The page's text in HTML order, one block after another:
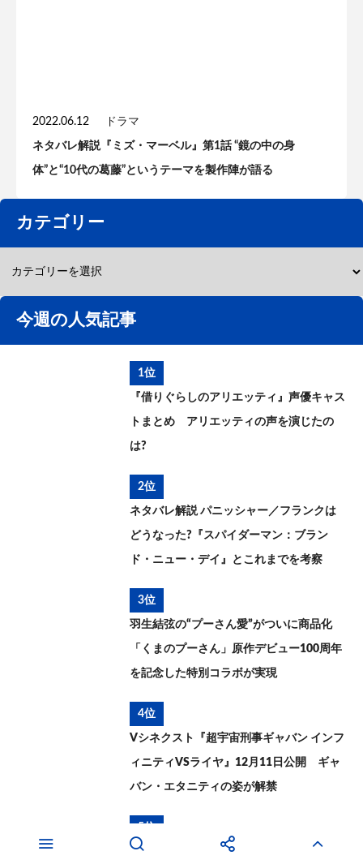
2022.06.12 ドラマ
ネタバレ解説『ミズ・マーベル』第1話 “鏡の中の身
体”と“10代の葛藤”というテーマを製作陣が語る
カテゴリー
今週の人気記事
1位
『借りぐらしのアリエッティ』声優キャス
トまとめ アリエッティの声を演じたの
は?
2位
ネタバレ解説 パニッシャー／フランクは
どうなった?『スパイダーマン：ブラン
ド・ニュー・デイ』とこれまでを考察
3位
羽生結弦の“プーさん愛”がついに商品化
「くまのプーさん」原作デビュー100周年
を記念した特別コラボが実現
4位
Vシネクスト『超宇宙刑事ギャバン インフ
ィニティVSライヤ』12月11日公開 ギャ
バン・エタニティの姿が解禁
ネタバレ解説＆感想 映画『あの星が降る